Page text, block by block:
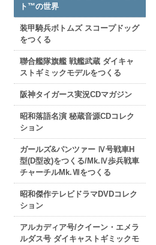
ト™の世界
装甲騎兵ボトムズ スコープドッグ
をつくる
聯合艦隊旗艦 戦艦武蔵 ダイキャ
ストギミックモデルをつくる
阪神タイガース実況CDマガジン
昭和落語名演 秘蔵音源CDコレク
ション
ガールズ&パンツァー Ⅳ号戦車H
型(D型改)をつくる/Mk.Ⅳ歩兵戦車
チャーチルMk.Ⅶをつくる
昭和傑作テレビドラマDVDコレク
ション
アルカディア号/クイーン・エメラ
ルダス号 ダイキャストギミックモ